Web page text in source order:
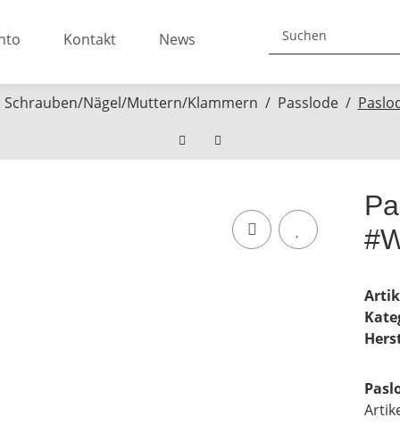
Kontakt News
Schrauben/Nägel/Muttern/Klammern Passlode